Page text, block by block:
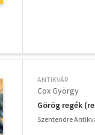
ANTIKVÁR
Cox György
Görög regék
Szentendre